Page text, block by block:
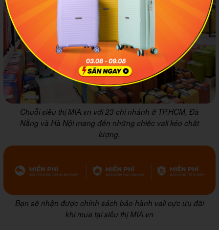
Chuỗi siêu thị MIA.vn với 23 chi nhánh ở TP.HCM, Đà
Nẵng và Hà Nội mang đến những chiếc vali kéo chất
lượng.
Bạn sẽ nhận được chính sách bảo hành vali cực ưu đãi
khi mua tại siêu thị MIA.vn